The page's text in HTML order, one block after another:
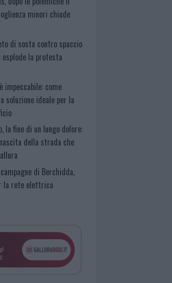
minori chiude
di sosta contro spaccio
esplode la protesta
impeccabile: come
soluzione ideale per la
la fine di un lungo dolore:
della strada che
di Berchidda,
la rete elettrica